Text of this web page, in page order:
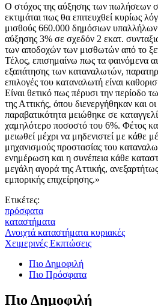
Ο στόχος της αύξησης των πωλήσεων
εκτιμάται πως θα επιτευχθεί κυρίως
μισθούς 660.000 δημόσιων υπαλλήλων
αύξησης 3% σε σχεδόν 2 εκατ.
των αποδοχών των μισθωτών από το
Τέλος, επισημαίνω πως τα φαινόμενα
εξαπάτησης των καταναλωτών,
επιλογές του καταναλωτή είναι
Είναι θετικό πως πέρυσι την περίοδο
της Αττικής, όπου διενεργήθηκαν και
παραβατικότητα μειώθηκε σε
χαμηλότερο ποσοστό του 6%. Φέτος
μειωθεί μέχρι να μηδενιστεί με κάθε
μηχανισμούς προστασίας του
ενημέρωση και η συνέπεια κάθε
μεγάλη αγορά της Αττικής,
εμπορικής επιχείρησης.»
Ετικέτες:
πρόσφατα
καταστήματα
Ανοιχτά καταστήματα κυριακές
Χειμερινές Εκπτώσεις
Πιο Δημοφιλή
Πιο Πρόσφατα
Πιο Δημοφιλή